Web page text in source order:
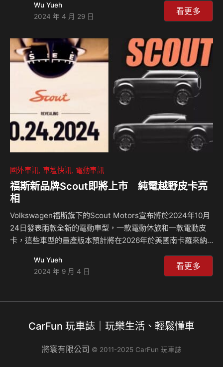
式當中，史上第三快的車輛，而當然這項成績也仰賴於該車輛
的強大動力表現，多達2,039匹的馬力功不可沒。 這次Lotus
就，雖然目前關於這輛車的技術資訊依舊非常少，但是已經可
以在紐柏林官方單圈紀錄排行榜上看到這輛車的成績，當然該
成績並不會與量產車比較，而是以原型車的方式入榜，據了解
Wu Yueh
2024 年 4 月 29 日
看更多
國外車訊 車壇快訊 電動車訊
福斯新品牌Scout即將上市 純電越野皮卡亮
相
Volkswagen福斯旗下的Scout Motors宣布將於2024年10月
24日發表兩款全新的電動車型，一款電動休旅和一款電動皮
卡，這些車型的量產版本預計將在2026年於美國南卡羅來納
逢最後一台International Scout II下線的44週年紀念日，這
兩款電動車型的出現也象徵著Scout品牌的重生。 Scout這個
爭對手，Volkswagen福斯於2020年收購了Scout品牌，計劃
越野車的傳統，並融入現代電動…
Wu Yueh
2024 年 9 月 4 日
看更多
CarFun 玩車誌｜玩樂生活、輕鬆懂車
將寰有限公司 © 2011-2025 CarFun 玩車誌